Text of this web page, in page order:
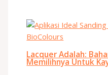
Lacquer Adalah:
Memilihnya Untuk